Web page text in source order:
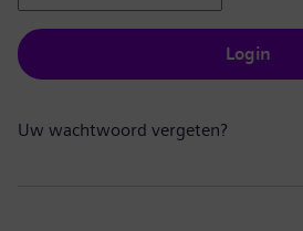
Login
Uw wachtwoord vergeten?